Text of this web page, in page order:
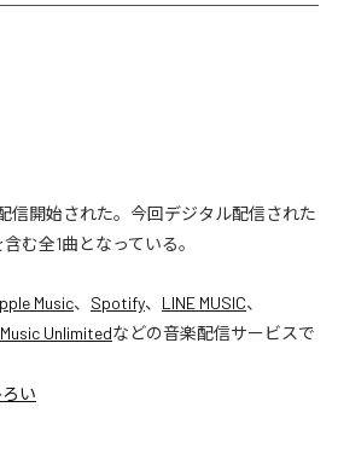
配信開始された。今回デジタル配信された
む全1曲となっている。
Music、 Spotify、 LINE MUSIC、
Unlimitedなどの音楽配信サービスで
い